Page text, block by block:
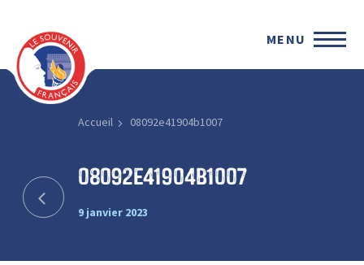
MENU
Accueil 08092e41904b1007
08092e41904b1007
9 janvier 2023